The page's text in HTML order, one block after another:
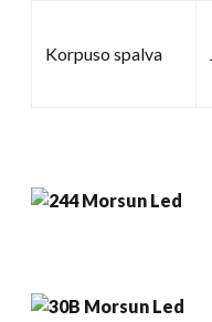
Korpuso spalva